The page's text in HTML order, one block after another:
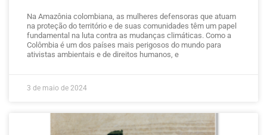
Na Amazônia colombiana, as mulheres defensoras que atuam
na proteção do território e de suas comunidades têm um papel
fundamental na luta contra as mudanças climáticas. Como a
Colômbia é um dos países mais perigosos do mundo para
ativistas ambientais e de direitos humanos, e
3 de maio de 2024